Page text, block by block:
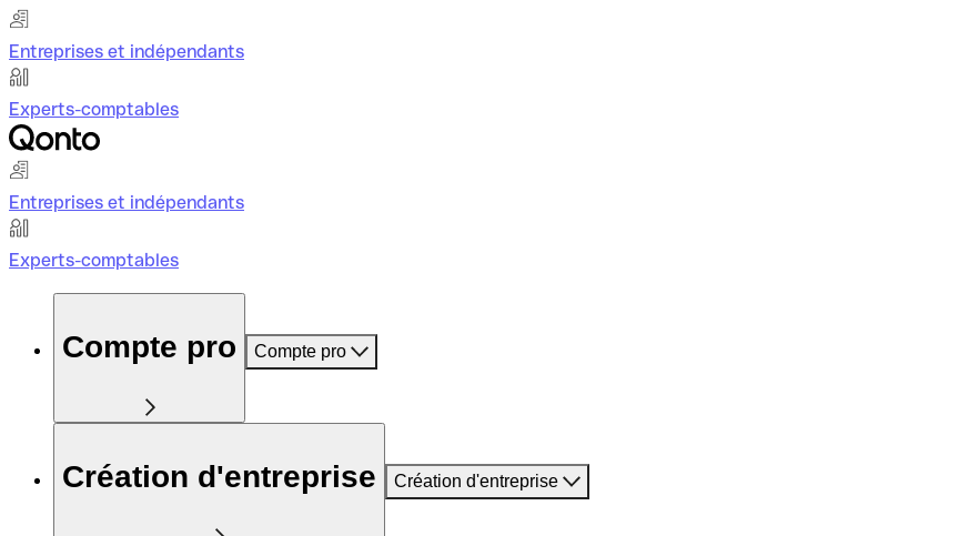
Entreprises et indépendants
Experts-comptables
Entreprises et indépendants
Experts-comptables
Compte pro Compte pro
Création d'entreprise Création d'entreprise